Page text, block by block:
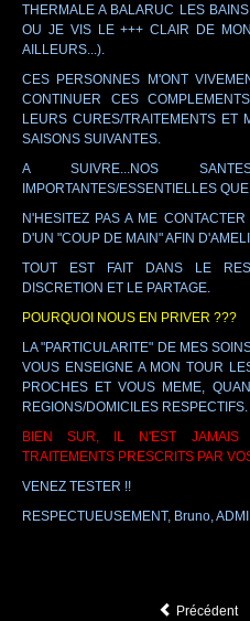
THERMALE A BALARUC LES
OU JE VIS LE +++ CLAIR DE
AILLEURS...).
CES PERSONNES M'ONT
CONTINUER CES
LEURS CURES/TRAITEMENTS ET
SAISONS SUIVANTES.
A SUIVRE...NOS
IMPORTANTES/ESSENTIELLES
N'HESITEZ PAS A ME
D'UN "COUP DE MAIN" AFIN
TOUT EST FAIT DANS LE
DISCRETION ET LE PARTAGE.
POURQUOI NOUS EN PRIVER ???
LA "PARTICULARITE" DE MES
VOUS ENSEIGNE A MON TOUR
PROCHES ET VOUS MEME,
REGIONS/DOMICILES RESPECTIFS.
BIEN SUR, IL N'EST JAMAIS
TRAITEMENTS PRESCRITS PAR
VENEZ TESTER !!
RESPECTUEUSEMENT, Bruno,
Précédent